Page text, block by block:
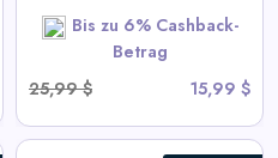
Bis zu 6% Cashback-
Betrag
25,99 $
15,99 $